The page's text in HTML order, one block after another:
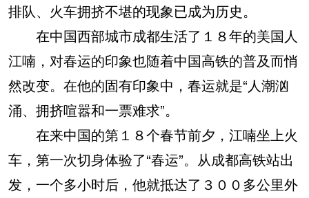
排队、火车拥挤不堪的现象已成为历史。
在中国西部城市成都生活了１８年的美国人
江喃，对春运的印象也随着中国高铁的普及而悄
然改变。在他的固有印象中，春运就是“人潮汹
涌、拥挤喧嚣和一票难求”。
在来中国的第１８个春节前夕，江喃坐上火
车，第一次切身体验了“春运”。从成都高铁站出
发，一个多小时后，他就抵达了３００多公里外